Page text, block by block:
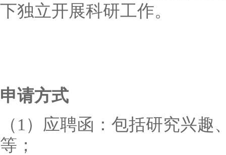
下独立开展科研工作。
申请方式
（1） 应聘函：包括研究兴趣
等；